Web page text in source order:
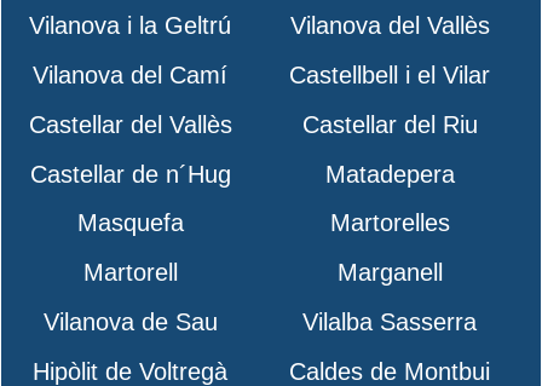
Vilanova i la Geltrú
Vilanova del Vallès
Vilanova del Camí
Castellbell i el Vilar
Castellar del Vallès
Castellar del Riu
Castellar de n´Hug
Matadepera
Masquefa
Martorelles
Martorell
Marganell
Vilanova de Sau
Vilalba Sasserra
Hipòlit de Voltregà
Caldes de Montbui